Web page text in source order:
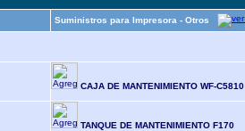
Suministros para Impresora - Otros
CAJA DE MANTENIMIENTO WF-C5810
TANQUE DE MANTENIMIENTO F170